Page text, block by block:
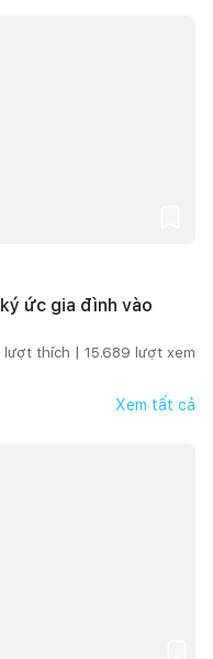
ức gia đình vào
lượt thích | 15.689 lượt xem
Xem tất cả